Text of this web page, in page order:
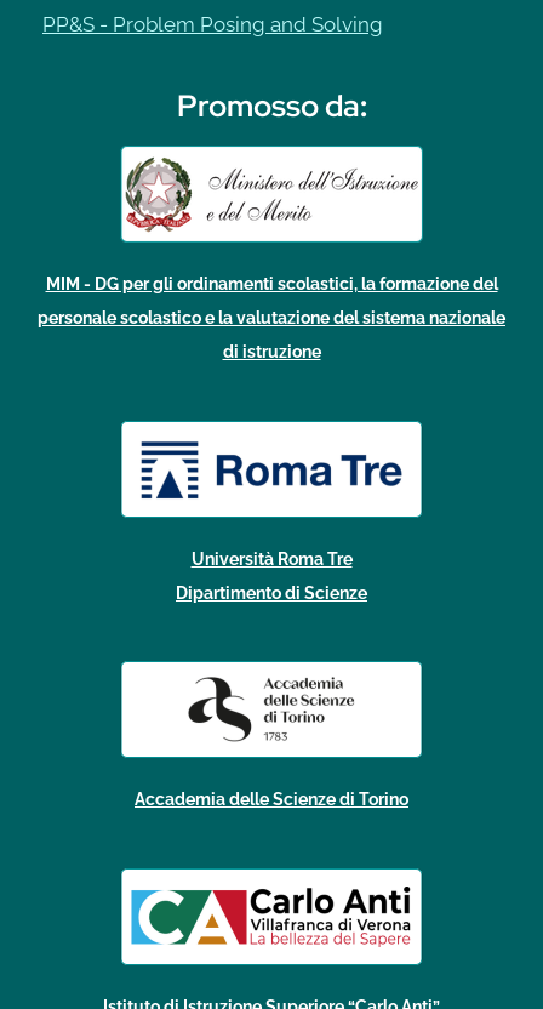
PP&S - Problem Posing and Solving
Promosso da:
MIM - DG per gli ordinamenti scolastici, la formazione del
personale scolastico e la valutazione del sistema nazionale
di istruzione
Università Roma Tre
Dipartimento di Scienze
Accademia delle Scienze di Torino